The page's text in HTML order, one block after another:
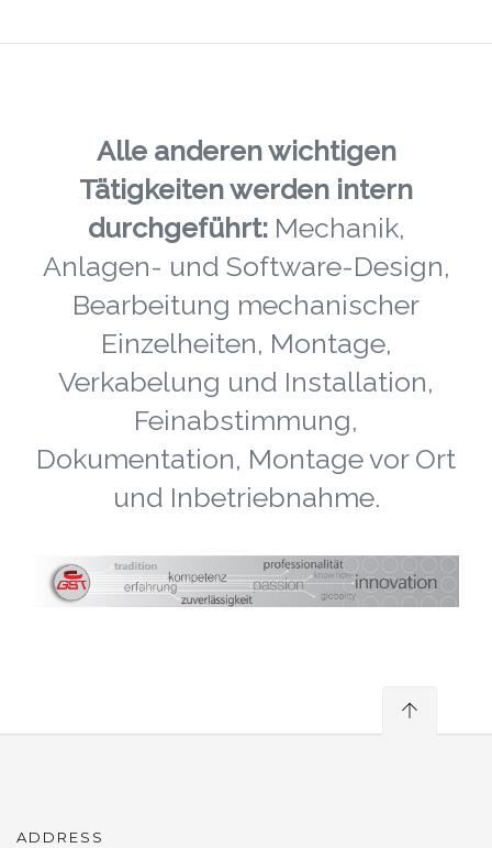
Alle anderen wichtigen
Tätigkeiten werden intern
durchgeführt:Mechanik,
Anlagen- und Software-Design,
Bearbeitung mechanischer
Einzelheiten, Montage,
Verkabelung und Installation,
Feinabstimmung,
Dokumentation, Montage vor Ort
und Inbetriebnahme.
ADDRESS